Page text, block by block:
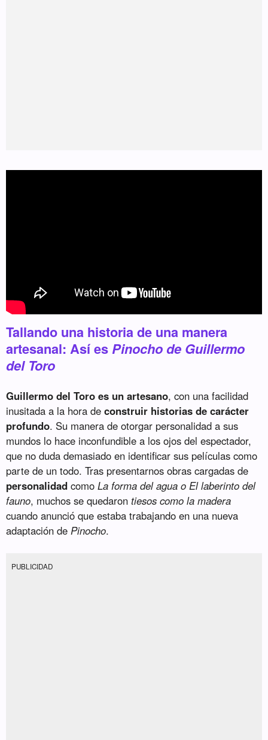
Tallando una historia de una manera
artesanal: Así es Pinocho de Guillermo
del Toro
Guillermo del Toro es un artesano, con una facilidad
inusitada a la hora deconstruir historias de carácter
profundo. Su manera de otorgar personalidad a sus
mundos lo hace inconfundible a los ojos del espectador,
que no duda demasiado en identificar sus películas como
parte de un todo. Tras presentarnos obras cargadas de
personalidad comoLa forma del agua o El laberinto del
fauno, muchos se quedarontiesos como la madera
cuando anunció que estaba trabajando en una nueva
adaptación dePinocho.
PUBLICIDAD